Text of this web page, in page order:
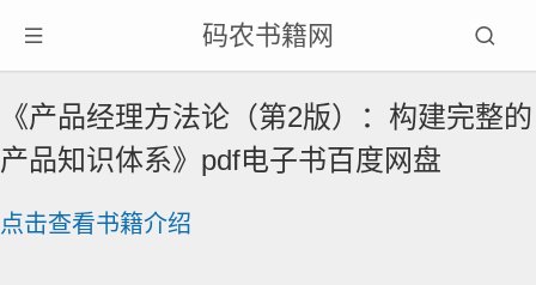
码农书籍网
《产品经理方法论（第2版）：构建完整的
产品知识体系》pdf电子书百度网盘
点击查看书籍介绍